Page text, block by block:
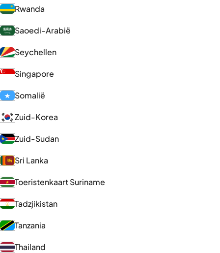
Rwanda
Saoedi-Arabië
Seychellen
Singapore
Somalië
Zuid-Korea
Zuid-Sudan
Sri Lanka
Toeristenkaart Suriname
Tadzjikistan
Tanzania
Thailand